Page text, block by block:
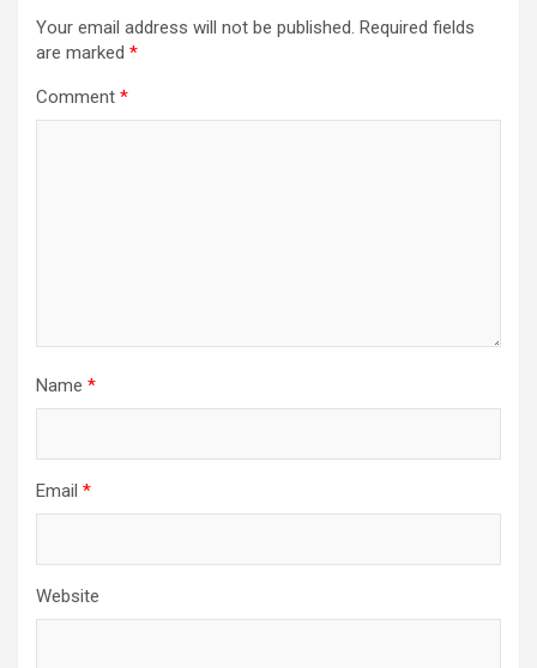
Your email address will not be published. Required fields
are marked *
Comment *
Name *
Email *
Website